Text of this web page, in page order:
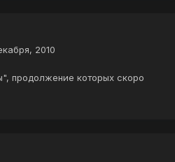
2010
продолжение которых скоро